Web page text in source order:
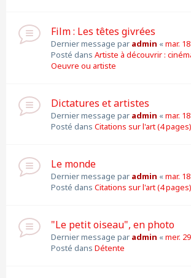
Film : Les têtes givrées
Dernier message par admin «mar.
Posté dans Artiste à découvrir :
Oeuvre ou artiste
Dictatures et artistes
Dernier message par admin «mar.
Posté dans Citations sur l'art (4 pages)
Le monde
Dernier message par admin «mar.
Posté dans Citations sur l'art (4 pages)
"Le petit oiseau", en photo
Dernier message par admin «mer.
Posté dans Détente